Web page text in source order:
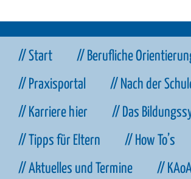
// Start
// Berufliche
// Praxisportal
// Nach der
// Karriere hier
// Das
// Tipps für Eltern
// How To’s